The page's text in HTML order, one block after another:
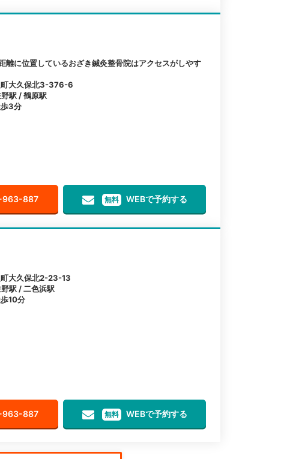
離に位置しているおざき鍼灸整骨院はアクセスがしやす
町大久保北3-376-6
駅 / 鶴原駅
3分
963-887 無料 WEBで予約する
大久保北2-23-13
駅 / 二色浜駅
10分
963-887 無料 WEBで予約する